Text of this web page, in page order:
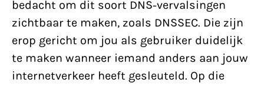
bedacht om dit soort DNS-vervalsingen
zichtbaar te maken, zoals DNSSEC. Die zijn
erop gericht om jou als gebruiker duidelijk
te maken wanneer iemand anders aan jouw
internetverkeer heeft gesleuteld. Op die